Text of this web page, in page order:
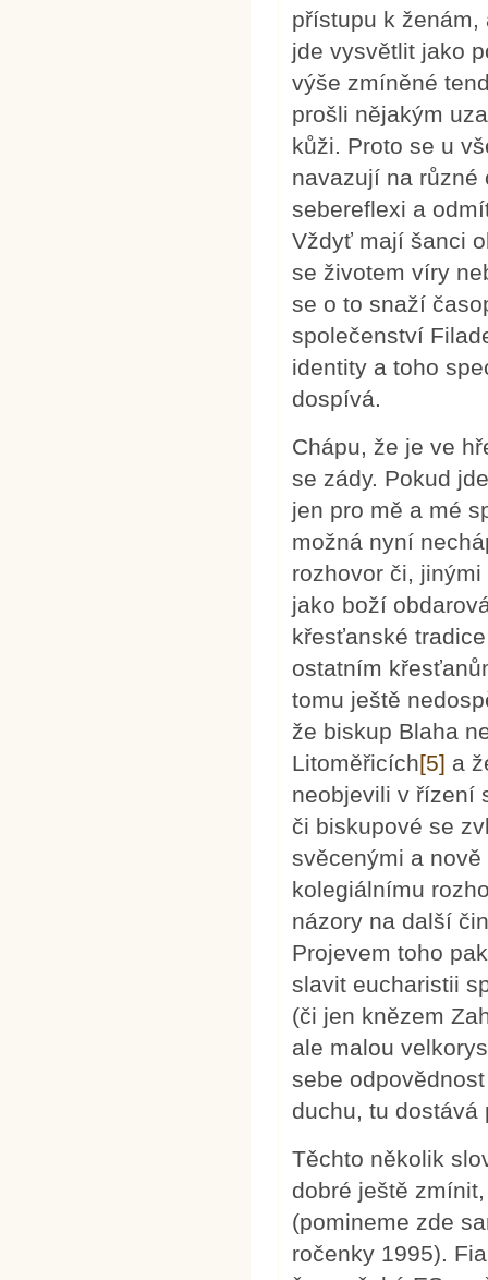
přístupu k
jde vysvětlit jako
výše zmíněné
prošli nějakým
kůži. Proto se u
navazují na různé
sebereflexi a
Vždyť mají šanci
se životem víry
se o to snaží
společenství
identity a toho
dospívá.
Chápu, že je ve
se zády. Pokud
jen pro mě a mé
možná nyní
rozhovor či,
jako boží
křesťanské
ostatním
tomu ještě
že biskup Blaha
Litoměřicích[5] a
neobjevili v řízení
či biskupové se
svěcenými a
kolegiálnímu
názory na další
Projevem toho
slavit eucharistii
(či jen knězem
ale malou
sebe
duchu, tu dostává
Těchto několik
dobré ještě
(pomineme zde
ročenky 1995).